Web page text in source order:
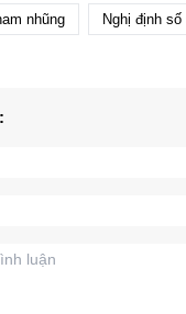
nhũng Nghị định